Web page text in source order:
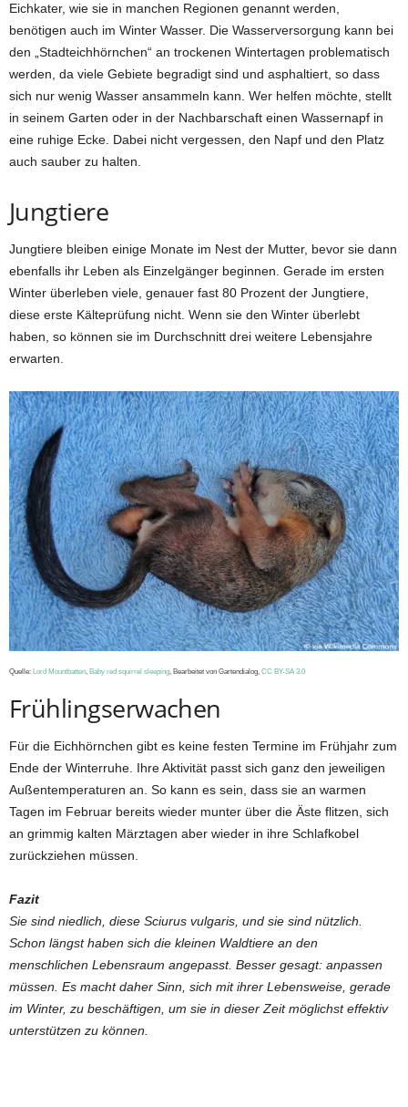
Eichkater, wie sie in manchen Regionen genannt werden,
benötigen auch im Winter Wasser. Die Wasserversorgung kann bei
den „Stadteichhörnchen“ an trockenen Wintertagen problematisch
werden, da viele Gebiete begradigt sind und asphaltiert, so dass
sich nur wenig Wasser ansammeln kann. Wer helfen möchte, stellt
in seinem Garten oder in der Nachbarschaft einen Wassernapf in
eine ruhige Ecke. Dabei nicht vergessen, den Napf und den Platz
auch sauber zu halten.
Jungtiere
Jungtiere bleiben einige Monate im Nest der Mutter, bevor sie dann
ebenfalls ihr Leben als Einzelgänger beginnen. Gerade im ersten
Winter überleben viele, genauer fast 80 Prozent der Jungtiere,
diese erste Kälteprüfung nicht. Wenn sie den Winter überlebt
haben, so können sie im Durchschnitt drei weitere Lebensjahre
erwarten.
Quelle: Lord Mountbatten, Baby red squirrel sleeping, Bearbeitet von Gartendialog, CC BY-SA 3.0
Frühlingserwachen
Für die Eichhörnchen gibt es keine festen Termine im Frühjahr zum
Ende der Winterruhe. Ihre Aktivität passt sich ganz den jeweiligen
Außentemperaturen an. So kann es sein, dass sie an warmen
Tagen im Februar bereits wieder munter über die Äste flitzen, sich
an grimmig kalten Märztagen aber wieder in ihre Schlafkobel
zurückziehen müssen.
Fazit
Sie sind niedlich, diese Sciurus vulgaris, und sie sind nützlich.
Schon längst haben sich die kleinen Waldtiere an den
menschlichen Lebensraum angepasst. Besser gesagt: anpassen
müssen. Es macht daher Sinn, sich mit ihrer Lebensweise, gerade
im Winter, zu beschäftigen, um sie in dieser Zeit möglichst effektiv
unterstützen zu können.